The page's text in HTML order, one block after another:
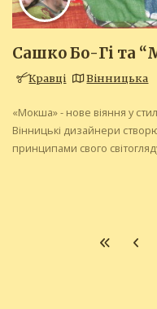
Сашко Бо-Гі та
Кравці Вінницька
«Мокша» - нове віяння у
Вінницькі дизайнери
принципами свого